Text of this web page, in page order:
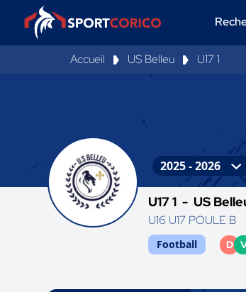
Accueil US Belleu U17 1
U17 1 - US
U16 U17 POULE B
Football D